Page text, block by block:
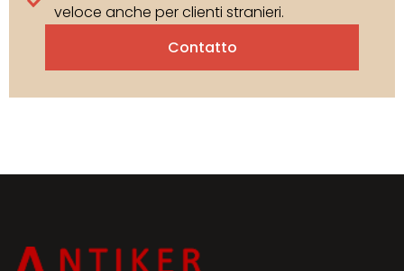
veloce anche per clienti stranieri.
Contatto